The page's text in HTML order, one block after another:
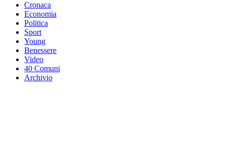
Cronaca
Economia
Politica
Sport
Young
Benessere
Video
40 Comuni
Archivio